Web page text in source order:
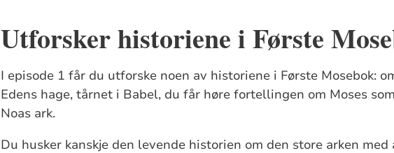
Utforsker historiene i Første
I episode 1 får du utforske noen av historiene i Første Mosebok:
Edens hage, tårnet i Babel, du får høre fortellingen om Moses
Noas ark.
Du husker kanskje den levende historien om den store arken